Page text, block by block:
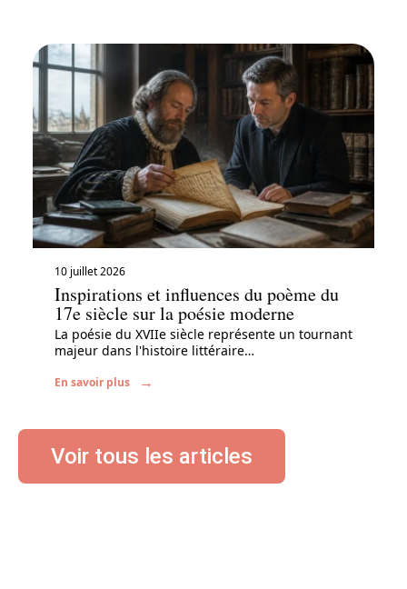
10 juillet 2026
Inspirations et influences du poème du
17e siècle sur la poésie moderne
La poésie du XVIIe siècle représente un tournant
majeur dans l'histoire littéraire…
En savoir plus
Voir tous les articles